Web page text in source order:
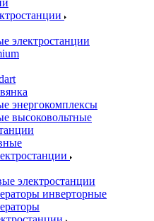
электростанции
энергокомплексы
высоковольтные
электростанции
инверторные